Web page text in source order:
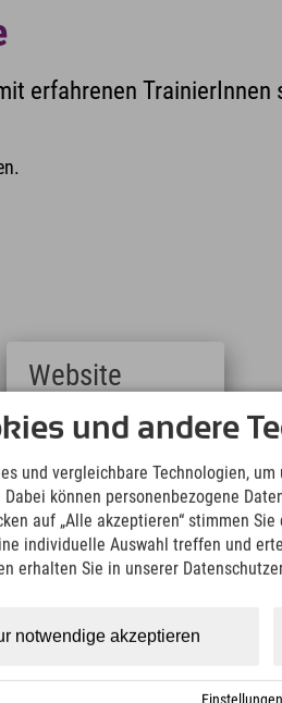
erfahrenen
und andere
und vergleichbare Technologien,
können personenbezogene
auf „Alle akzeptieren“ stimmen Sie
individuelle Auswahl treffen und
erhalten Sie in unserer
notwendige akzeptieren
Einstellungen
Website
Deutsch
(German)
English
(English)
Italiano
(Italian)
Čeština
(Czech)
Magyar
Nederlands